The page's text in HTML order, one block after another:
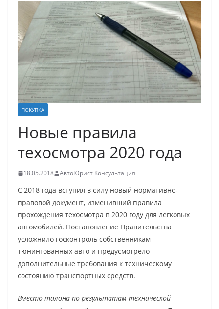
ПОКУПКА
Новые правила
техосмотра 2020 года
18.05.2018 АвтоЮрист Консультация
С 2018 года вступил в силу новый нормативно-
правовой документ, изменивший правила
прохождения техосмотра в 2020 году для легковых
автомобилей. Постановление Правительства
усложнило госконтроль собственникам
тюнингованных авто и предусмотрело
дополнительные требования к техническому
состоянию транспортных средств.
Вместо талона по результатам технической